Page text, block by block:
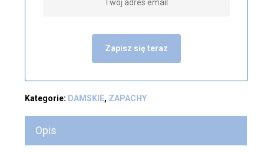
Zapisz się teraz
Kategorie: DAMSKIE, ZAPACHY
Opis